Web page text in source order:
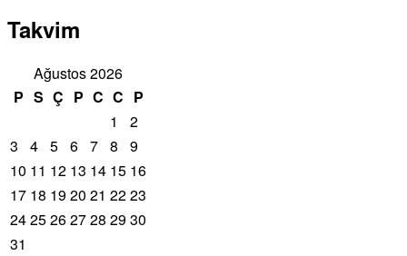
Takvim
Ağustos 2026
P S Ç P C C P
1
2
3
4 5 6 7 8
9
10 11 12 13 14 15 16
17 18 1920 21 2223
2425262728 2930
31